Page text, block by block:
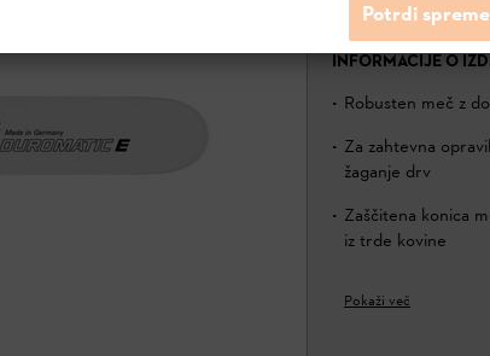
INFORMACIJE O
Robusten meč z
Za zahtevna
žaganje drv
Zaščitena konica
iz trde kovine
Pokaži več
Potrdi